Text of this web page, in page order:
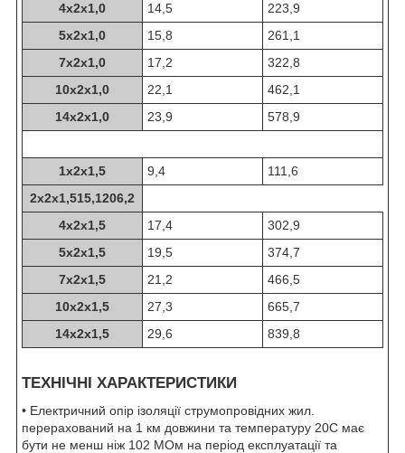
4х2х1,0 14,5
223,9
5х2х1,0
15,8
261,1
7х2х1,0
17,2
322,8
10х2х1,0
22,1
462,1
14х2х1,0
23,9 578,9
1х2х1,5 9,4
111,6
2х2х1,515,1206,2
4х2х1,5
17,4
302,9
5х2х1,5
19,5
374,7
7х2х1,5
21,2
466,5
10х2х1,5
27,3
665,7
14х2х1,5
29,6 839,8
ТЕХНІЧНІ ХАРАКТЕРИСТИКИ
• Електричний опір ізоляції струмопровідних жил.
перерахований на 1 км довжини та температуру 20С має
бути не менш ніж 102 МОм на період експлуатації та